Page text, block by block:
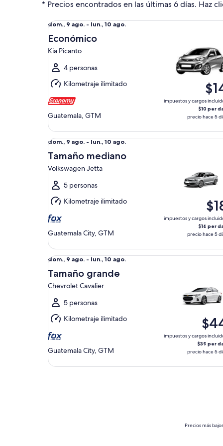
* Precios encontrados en las últimas 6 días. Haz
Del
dom.,
9
ago.
al
lun.,
10
ago.
dom., 9 ago. - lun., 10 ago.
Económico
Kia Picanto
4 personas
Kilometraje ilimitado
Guatemala, GTM
impuestos y cargos
$10 per
precio hace 5
Económico Kia Picanto
Del
dom.,
9
ago.
al
lun.,
10
ago.
dom., 9 ago. - lun., 10 ago.
Tamaño mediano
Volkswagen Jetta
5 personas
Kilometraje ilimitado
Guatemala City, GTM
impuestos y cargos
$16 per
precio hace 5
Tamaño mediano Volkswagen Jetta
Del
dom.,
9
ago.
al
lun.,
10
ago.
dom., 9 ago. - lun., 10 ago.
Tamaño grande
Chevrolet Cavalier
5 personas
Kilometraje ilimitado
Guatemala City, GTM
impuestos y cargos
$39 per
precio hace 5
Tamaño grande Chevrolet Cavalier
Precios más